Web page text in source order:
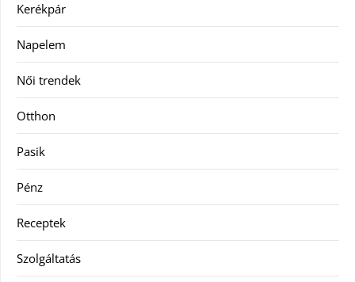
Kerékpár
Napelem
Női trendek
Otthon
Pasik
Pénz
Receptek
Szolgáltatás